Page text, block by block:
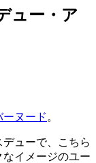
ュー・ア
ヌード 。
ューで、こちら
イメージのユー